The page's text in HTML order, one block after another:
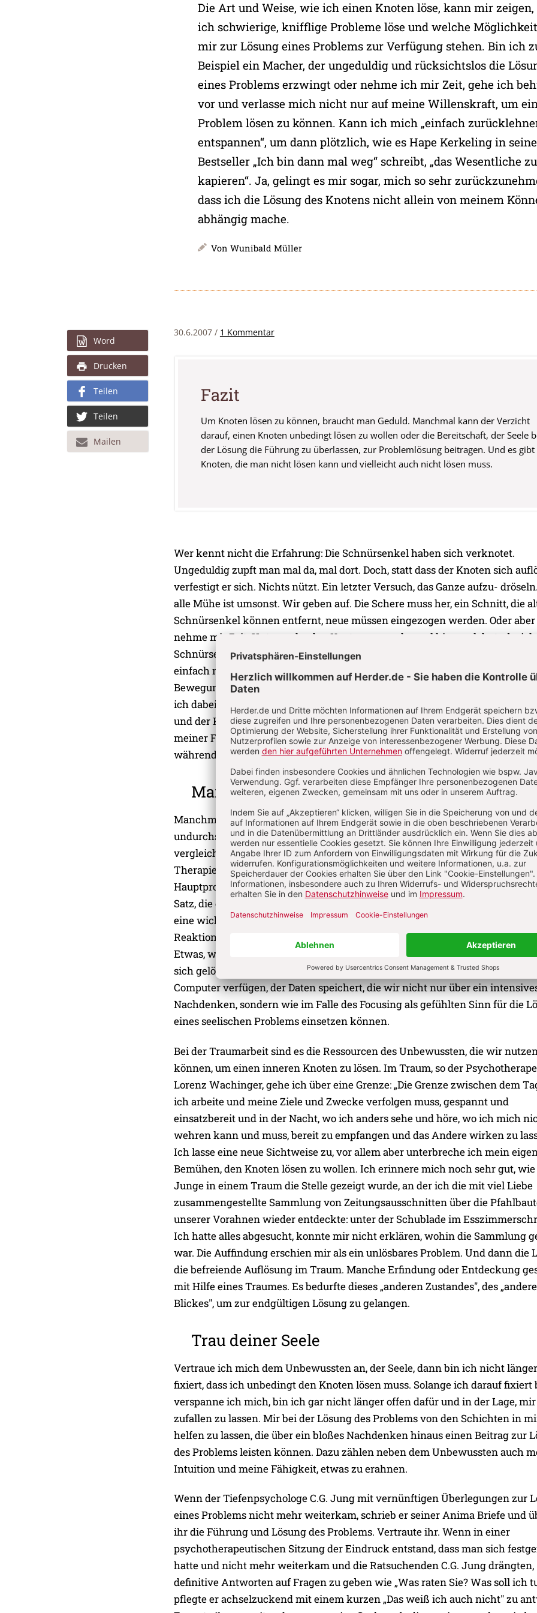
Die Art und Weise, wie ich einen Knoten löse, kann mir
ich schwierige, knifflige Probleme löse und welche
mir zur Lösung eines Problems zur Verfügung stehen. Bin ich
Beispiel ein Macher, der ungeduldig und rücksichtslos die
eines Problems erzwingt oder nehme ich mir Zeit, gehe ich
vor und verlasse mich nicht nur auf meine Willenskraft, um
Problem lösen zu können. Kann ich mich „einfach
entspannen“, um dann plötzlich, wie es Hape Kerkeling in
Bestseller „Ich bin dann mal weg“ schreibt, „das Wesentliche zu
kapieren“. Ja, gelingt es mir sogar, mich so sehr
dass ich die Lösung des Knotens nicht allein von meinem
abhängig mache.
Von Wunibald Müller
30.6.2007 / 1 Kommentar
Fazit
Um Knoten lösen zu können, braucht man Geduld. Manchmal kann der Verzicht
darauf, einen Knoten unbedingt lösen zu wollen oder die Bereitschaft, der Seele
der Lösung die Führung zu überlassen, zur Problemlösung beitragen. Und es gibt
Knoten, die man nicht lösen kann und vielleicht auch nicht lösen muss.
Wer kennt nicht die Erfahrung: Die Schnürsenkel haben sich verknotet.
Ungeduldig zupft man mal da, mal dort. Doch, statt dass der Knoten sich
verfestigt er sich. Nichts nützt. Ein letzter Versuch, das Ganze aufzu-
alle Mühe ist umsonst. Wir geben auf. Die Schere muss her, ein Schnitt, die
Schnürsenkel können entfernt, neue müssen eingezogen werden. Oder
nehme mir Zeit. Untersuche den Knoten, versuche mal hier, mal dort, ob
Schnürsenkel etwas bewegen lässt. Mal hat man Glück, dann wieder tut sich
einfach nichts. Mit Fingerspitzengefühl und viel Geduld gelingt einem
Bewegung in den Knoten zu bekommen. Bis man merkt: jetzt habe ich es.
ich dabei, den Knoten aufzulösen. Jetzt ist es nur noch eine Sache von
und der Knoten ist gelöst. Da ich oft nicht die Geduld dazu aufbringe, reiche
meiner Frau den Schuh und bitte sie, den Knoten aufzulösen. Sie nimmt
während des Tages Zeit dafür und löst schließlich den Knoten auf.
Manchmal löst sich ein Knoten von selbst
Manchmal löst sich ein „innerer" Knoten von selbst auf. Was vorher
undurchschaubar, anscheinend unerklärbar erschien, ist jetzt klar. Es ist
vergleichbar, was beim Focusing, einer von Eugen Gendlin konzipierten
Therapieform, geschieht. Die Ratsuchende konzentriert sich dabei auf ihr
Hauptproblem und das Gefühl, das sie damit verbindet. Das Bild, das Wort
Satz, die dabei in ihr auftauchen, enthalten, so die Überzeugung bei dieser
eine wichtige Nachricht über das Problem, wenn dadurch eine körperliche
Reaktion ausgelöst wird, zum Beispiel in Form einer spürbaren
Etwas, was sich bisher in ihr wie ein Knoten anfühlte, der unauflösbar
sich gelöst. Dahinter steht die Überzeugung, dass wir über einen
Computer verfügen, der Daten speichert, die wir nicht nur über ein
Nachdenken, sondern wie im Falle des Focusing als gefühlten Sinn für die
eines seelischen Problems einsetzen können.
Bei der Traumarbeit sind es die Ressourcen des Unbewussten, die wir
können, um einen inneren Knoten zu lösen. Im Traum, so der
Lorenz Wachinger, gehe ich über eine Grenze: „Die Grenze zwischen dem
ich arbeite und meine Ziele und Zwecke verfolgen muss, gespannt und
einsatzbereit und in der Nacht, wo ich anders sehe und höre, wo ich mich
wehren kann und muss, bereit zu empfangen und das Andere wirken zu
Ich lasse eine neue Sichtweise zu, vor allem aber unterbreche ich mein
Bemühen, den Knoten lösen zu wollen. Ich erinnere mich noch sehr gut,
Junge in einem Traum die Stelle gezeigt wurde, an der ich die mit viel Liebe
zusammengestellte Sammlung von Zeitungsausschnitten über die
unserer Vorahnen wieder entdeckte: unter der Schublade im
Ich hatte alles abgesucht, konnte mir nicht erklären, wohin die Sammlung
war. Die Auffindung erschien mir als ein unlösbares Problem. Und dann die
die befreiende Auflösung im Traum. Manche Erfindung oder Entdeckung
mit Hilfe eines Traumes. Es bedurfte dieses „anderen Zustandes", des
Blickes", um zur endgültigen Lösung zu gelangen.
Trau deiner Seele
Vertraue ich mich dem Unbewussten an, der Seele, dann bin ich nicht
fixiert, dass ich unbedingt den Knoten lösen muss. Solange ich darauf fixiert
verspanne ich mich, bin ich gar nicht länger offen dafür und in der Lage,
zufallen zu lassen. Mir bei der Lösung des Problems von den Schichten in
helfen zu lassen, die über ein bloßes Nachdenken hinaus einen Beitrag zur
des Problems leisten können. Dazu zählen neben dem Unbewussten auch
Intuition und meine Fähigkeit, etwas zu erahnen.
Wenn der Tiefenpsychologe C.G. Jung mit vernünftigen Überlegungen zur
eines Problems nicht mehr weiterkam, schrieb er seiner Anima Briefe und
ihr die Führung und Lösung des Problems. Vertraute ihr. Wenn in einer
psychotherapeutischen Sitzung der Eindruck entstand, dass man sich
hatte und nicht mehr weiterkam und die Ratsuchenden C.G. Jung drängten,
definitive Antworten auf Fragen zu geben wie „Was raten Sie? Was soll ich
pflegte er achselzuckend mit einem kurzen „Das weiß ich auch nicht" zu
Word
Drucken
Teilen
Teilen
Mailen